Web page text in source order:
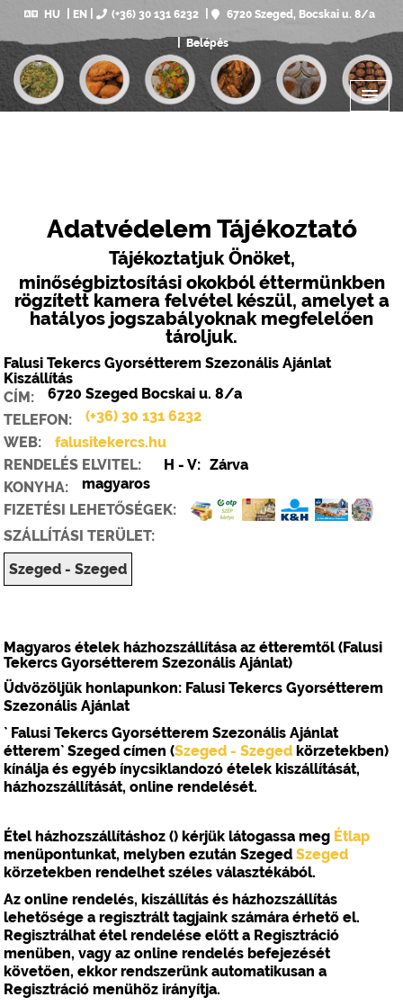
HU EN (+36) 30 131 6232 6720 Szeged, Bocskai u. 8/a
Belépés
Adatvédelem Tájékoztató
Tájékoztatjuk Önöket,
minőségbiztosítási okokból éttermünkben
rögzített kamera felvétel készül, amelyet a
hatályos jogszabályoknak megfelelően
tároljuk.
Falusi Tekercs Gyorsétterem Szezonális Ajánlat
Kiszállítás
CÍM:
6720 Szeged Bocskai u. 8/a
TELEFON:
(+36) 30 131 6232
WEB:
falusitekercs.hu
RENDELÉS ELVITEL:
H - V: Zárva
KONYHA:
magyaros
FIZETÉSI LEHETŐSÉGEK:
SZÁLLÍTÁSI TERÜLET:
Szeged - Szeged
Magyaros ételek házhozszállítása az étteremtől (Falusi
Tekercs Gyorsétterem Szezonális Ajánlat)
Üdvözöljük honlapunkon: Falusi Tekercs Gyorsétterem
Szezonális Ajánlat
` Falusi Tekercs Gyorsétterem Szezonális Ajánlat
étterem` Szeged címen (Szeged - Szeged körzetekben)
kínálja és egyéb ínycsiklandozóételek kiszállítását,
házhozszállítását,online rendelését.
Étel házhozszállításhoz () kérjük látogassa meg Étlap
menüpontunkat, melyben ezután SzegedSzeged
körzetekben rendelhetszéles választékából.
Azonline rendelés, kiszállítás és házhozszállítás
lehetősége a regisztrált tagjaink számára érhető el.
Regisztrálhatétel rendelése előtt a Regisztráció
menüben, vagy azonline rendelés befejezését
követően, ekkor rendszerünk automatikusan a
Regisztráció menühöz irányítja.